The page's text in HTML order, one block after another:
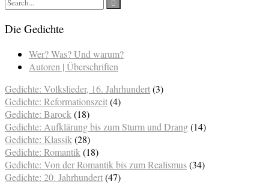
Die Gedichte
Wer? Was? Und warum?
Autoren | Überschriften
Gedichte: Volkslieder, 16. Jahrhundert(3)
Gedichte: Reformationszeit(4)
Gedichte: Barock (18)
Gedichte: Aufklärung bis zum Sturm und Drang(14)
Gedichte: Klassik (28)
Gedichte: Romantik (18)
Gedichte: Von der Romantik bis zum Realismus(34)
Gedichte: 20. Jahrhundert(47)